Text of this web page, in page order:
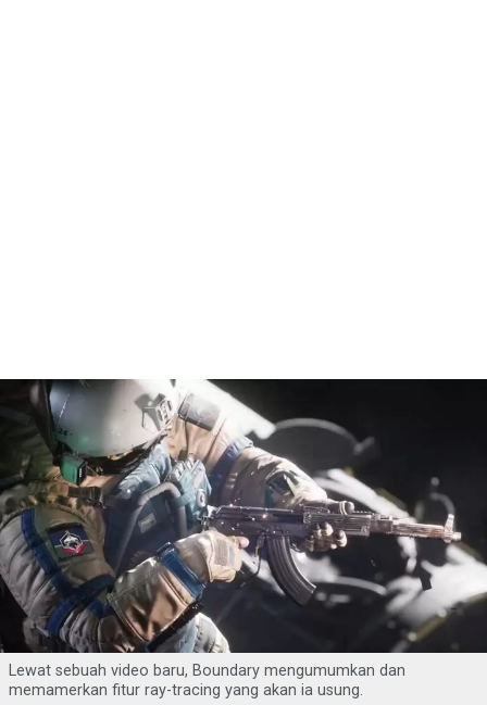
Lewat sebuah video baru, Boundary mengumumkan dan
memamerkan fitur ray-tracing yang akan ia usung.